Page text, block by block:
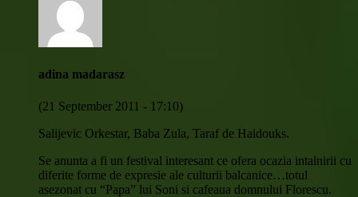
adina madarasz
(21 September 2011 - 17:10)
Salijevic Orkestar, Baba Zula, Taraf de Haidouks.
Se anunta a fi un festival interesant ce ofera ocazia intalnirii cu
diferite forme de expresie ale culturii balcanice…totul
asezonat cu “Papa” lui Soni si cafeaua domnului Florescu.